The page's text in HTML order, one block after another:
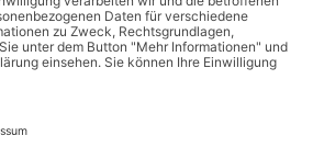
Ernährung
Nachhaltigkeit